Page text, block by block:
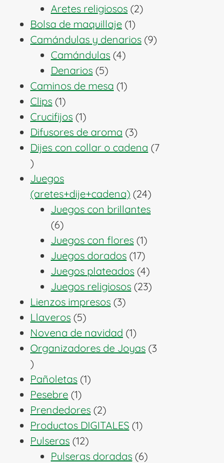
productos
Aretes religiosos 22
Bolsa de maquillaje 11
producto
Camándulas y denarios 99
Camándulas 44
Denarios 55
productos
Caminos de mesa 11
Clips 11
producto
Crucifijos 11
producto
Difusores de aroma 33
productos
Dijes con collar o cadena 7
7
productos
Juegos
(aretes+dije+cadena) 2424
productos
Juegos con brillantes
66
productos
Juegos con flores 11
producto
Juegos dorados 1717
productos
Juegos plateados 44
productos
Juegos religiosos 2323
Lienzos impresos 33
Llaveros 55
productos
Novena de navidad 11
producto
Organizadores de Joyas 3
3
productos
Pañoletas 11
Pesebre 11
producto
Prendedores 22
productos
Productos DIGITALES 11
Pulseras 1212
productos
Pulseras doradas 66